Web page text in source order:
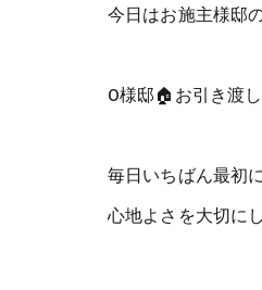
今日はお施主様邸
O様邸🏠お引き渡
毎日いちばん最初
心地よさを大切に